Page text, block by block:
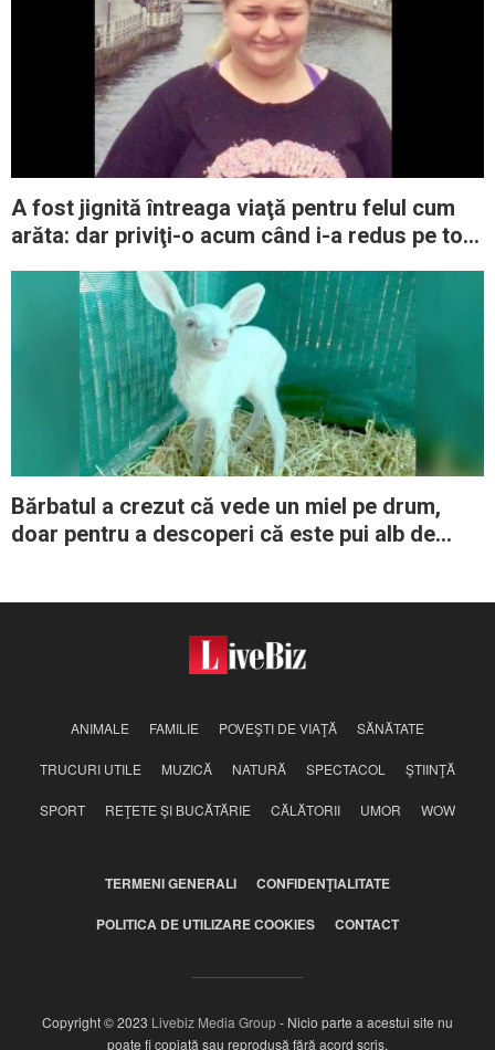
A fost jignită întreaga viaţă pentru felul cum
arăta: dar priviţi-o acum când i-a redus pe toţi
Bărbatul a crezut că vede un miel pe drum,
doar pentru a descoperi că este pui alb de
ANIMALE FAMILIE POVEŞTI DE VIAŢĂ SĂNĂTATE
TRUCURI UTILE MUZICĂ NATURĂ SPECTACOL ŞTIINŢĂ
SPORT REŢETE ŞI BUCĂTĂRIE CĂLĂTORII UMOR WOW
TERMENI GENERALI CONFIDENŢIALITATE
POLITICA DE UTILIZARE COOKIES CONTACT
Copyright © 2023 Livebiz Media Group- Nicio parte a acestui site nu
poate fi copiată sau reprodusă fără acord scris.